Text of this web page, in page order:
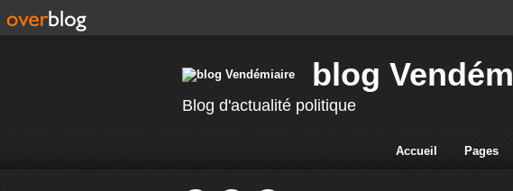
blog
Blog d'actualité politique
Accueil Pages